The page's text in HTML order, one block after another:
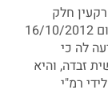
חלק
מהמשבצת החקלאית של מושב בית שערים. ביום 16/10/2012
לה כי
זבדה, והיא
רמ"י